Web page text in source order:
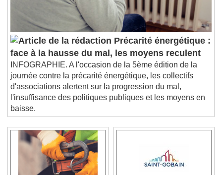
Précarité énergétique :
face à la hausse du mal, les moyens reculent
INFOGRAPHIE. A l'occasion de la 5ème édition de la
journée contre la précarité énergétique, les collectifs
d'associations alertent sur la progression du mal,
l'insuffisance des politiques publiques et les moyens en
baisse.